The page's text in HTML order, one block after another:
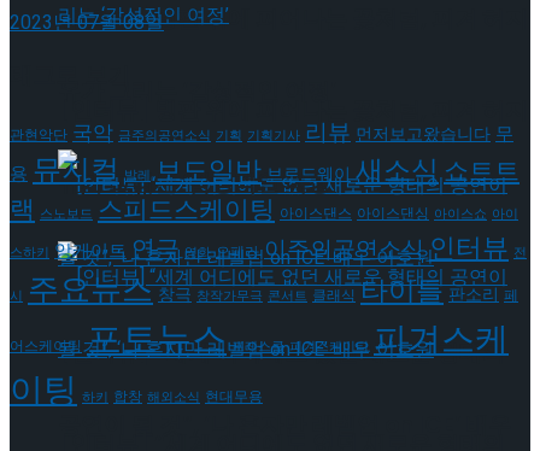
[인터뷰] 빙판 위에 피어나는 꽃처럼, 피겨 허지
[인터뷰] “세계 어디에도 없던 새로운 형태의
유가 그리는 ‘감성적인 여정’
2023년 07월 08일
관현악단 국악 금주의공연소식 기획 기획기사 리뷰 먼저보고왔습니다 무
용 뮤지컬 발레 보도일반브로드웨이새소식쇼트트
랙 스노보드 스피드스케이팅 아이스댄스 아이스댄싱 아이스쇼 아이
스하키 앙케이트 연극 영화 오페라 이주의공연소식인터뷰 전
시 주요뉴스 창극 창작가무극 콘서트 클래식 타이틀 판소리 페
어스케이팅 포토뉴스 프레스콜 피겨스케이티 피겨스케
이팅 하키 합창 해외소식 현대무용